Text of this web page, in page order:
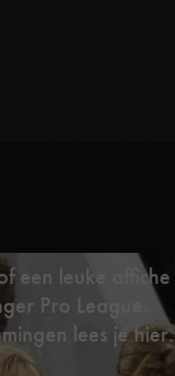
een leuke affiche
Pro League.
lees je hier.